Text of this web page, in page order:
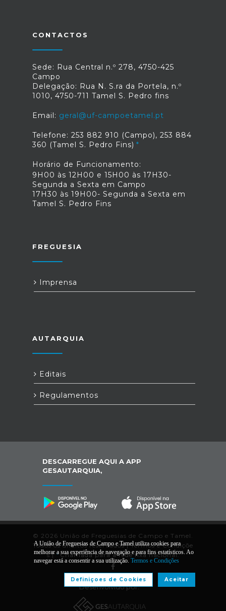
CONTACTOS
Sede: Rua Central n.º 278, 4750-425
Campo
Delegação: Rua N. S.ra da Portela, n.º
1010, 4750-711 Tamel S. Pedro fins
Email: geral@uf-campoetamel.pt
Telefone: 253 882 910 (Campo), 253 884
360 (Tamel S. Pedro Fins)
Horário de Funcionamento:
9H00 às 12H00 e 15H00 às 17H30-
Segunda a Sexta em Campo
17H30 às 19H00- Segunda a Sexta em
Tamel S. Pedro Fins
FREGUESIA
Imprensa
AUTARQUIA
Editais
Regulamentos
DESCARREGUE AQUI A APP
GESAUTARQUIA,
© 2026 União de Freguesias de Campo e Tamel.
Todos os direitos reservados |Termos e Condiçõe
s| *Chamada para a rede fixa nacional.
Desenvolvido por:
A União de Freguesias de Campo e Tamel utiliza cookies para
melhorar a sua experiência de navegação e para fins estatísticos. Ao
navegar está a consentir a sua utilização. Termos e Condições
Aceitar
Definiçoes de Cookies